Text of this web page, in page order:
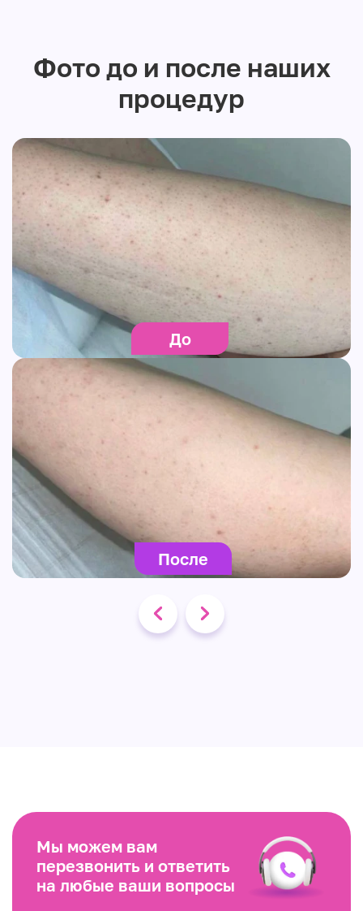
Фото до и после наших
процедур
До
После
Мы можем вам
перезвонить и ответить
на любые ваши вопросы